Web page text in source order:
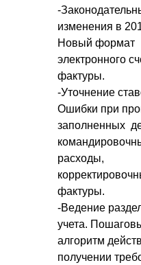
-
изменения в
Новый формат
электронного
фактуры.
-Уточнение
Ошибки при
заполненных
расходы,
фактуры.
-Ведение
учета.
алгоритм
получении